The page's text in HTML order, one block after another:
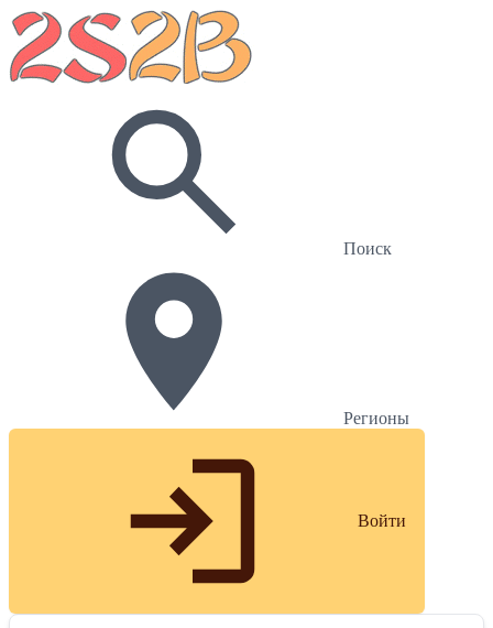
Поиск
Регионы
Войти